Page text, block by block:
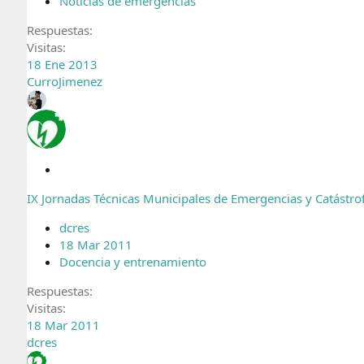
Respuestas
Visitas
18 Ene 2013
CurroJimenez
r
a
d
o
IX Jornadas Técnicas Municipales de Emergencias y
dcres
18 Mar 2011
Docencia y entrenamiento
Respuestas
Visitas
18 Mar 2011
dcres